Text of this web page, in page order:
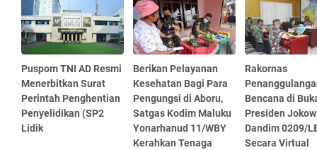
Puspom TNI AD Resmi
Menerbitkan Surat
Perintah Penghentian
Penyelidikan (SP2
Lidik
Berikan Pelayanan
Kesehatan Bagi Para
Pengungsi di Aboru,
Satgas Kodim Maluku
Yonarhanud 11/WBY
Kerahkan Tenaga
Rakornas
Bencana di
Presiden
Dandim 0209/
Secara Virtual